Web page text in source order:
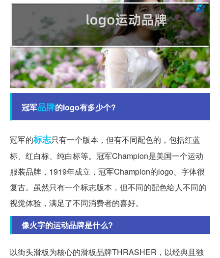
冠军品牌的logo有多少个?
冠军的标志只有一个版本，但有不同配色的，包括红蓝
标、红白标、纯白标等。冠军Champion是美国一个运动
服装品牌，1919年成立，冠军Champion的logo、字体很
复古。虽然只有一个标志版本，但不同的配色给人不同的
视觉体验，满足了不同消费者的喜好。
像火字的运动品牌是什么?
以街头滑板为核心的滑板品牌THRASHER，以经典且独